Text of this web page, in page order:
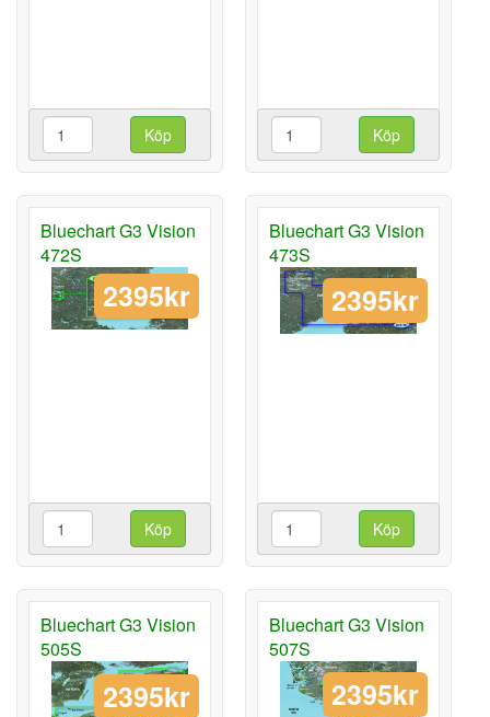
Köp Köp
Bluechart G3 Vision
472S
2395kr
Köp
Bluechart G3 Vision
473S
2395kr
Köp
Bluechart G3 Vision
505S
2395kr
Bluechart G3 Vision
507S
2395kr